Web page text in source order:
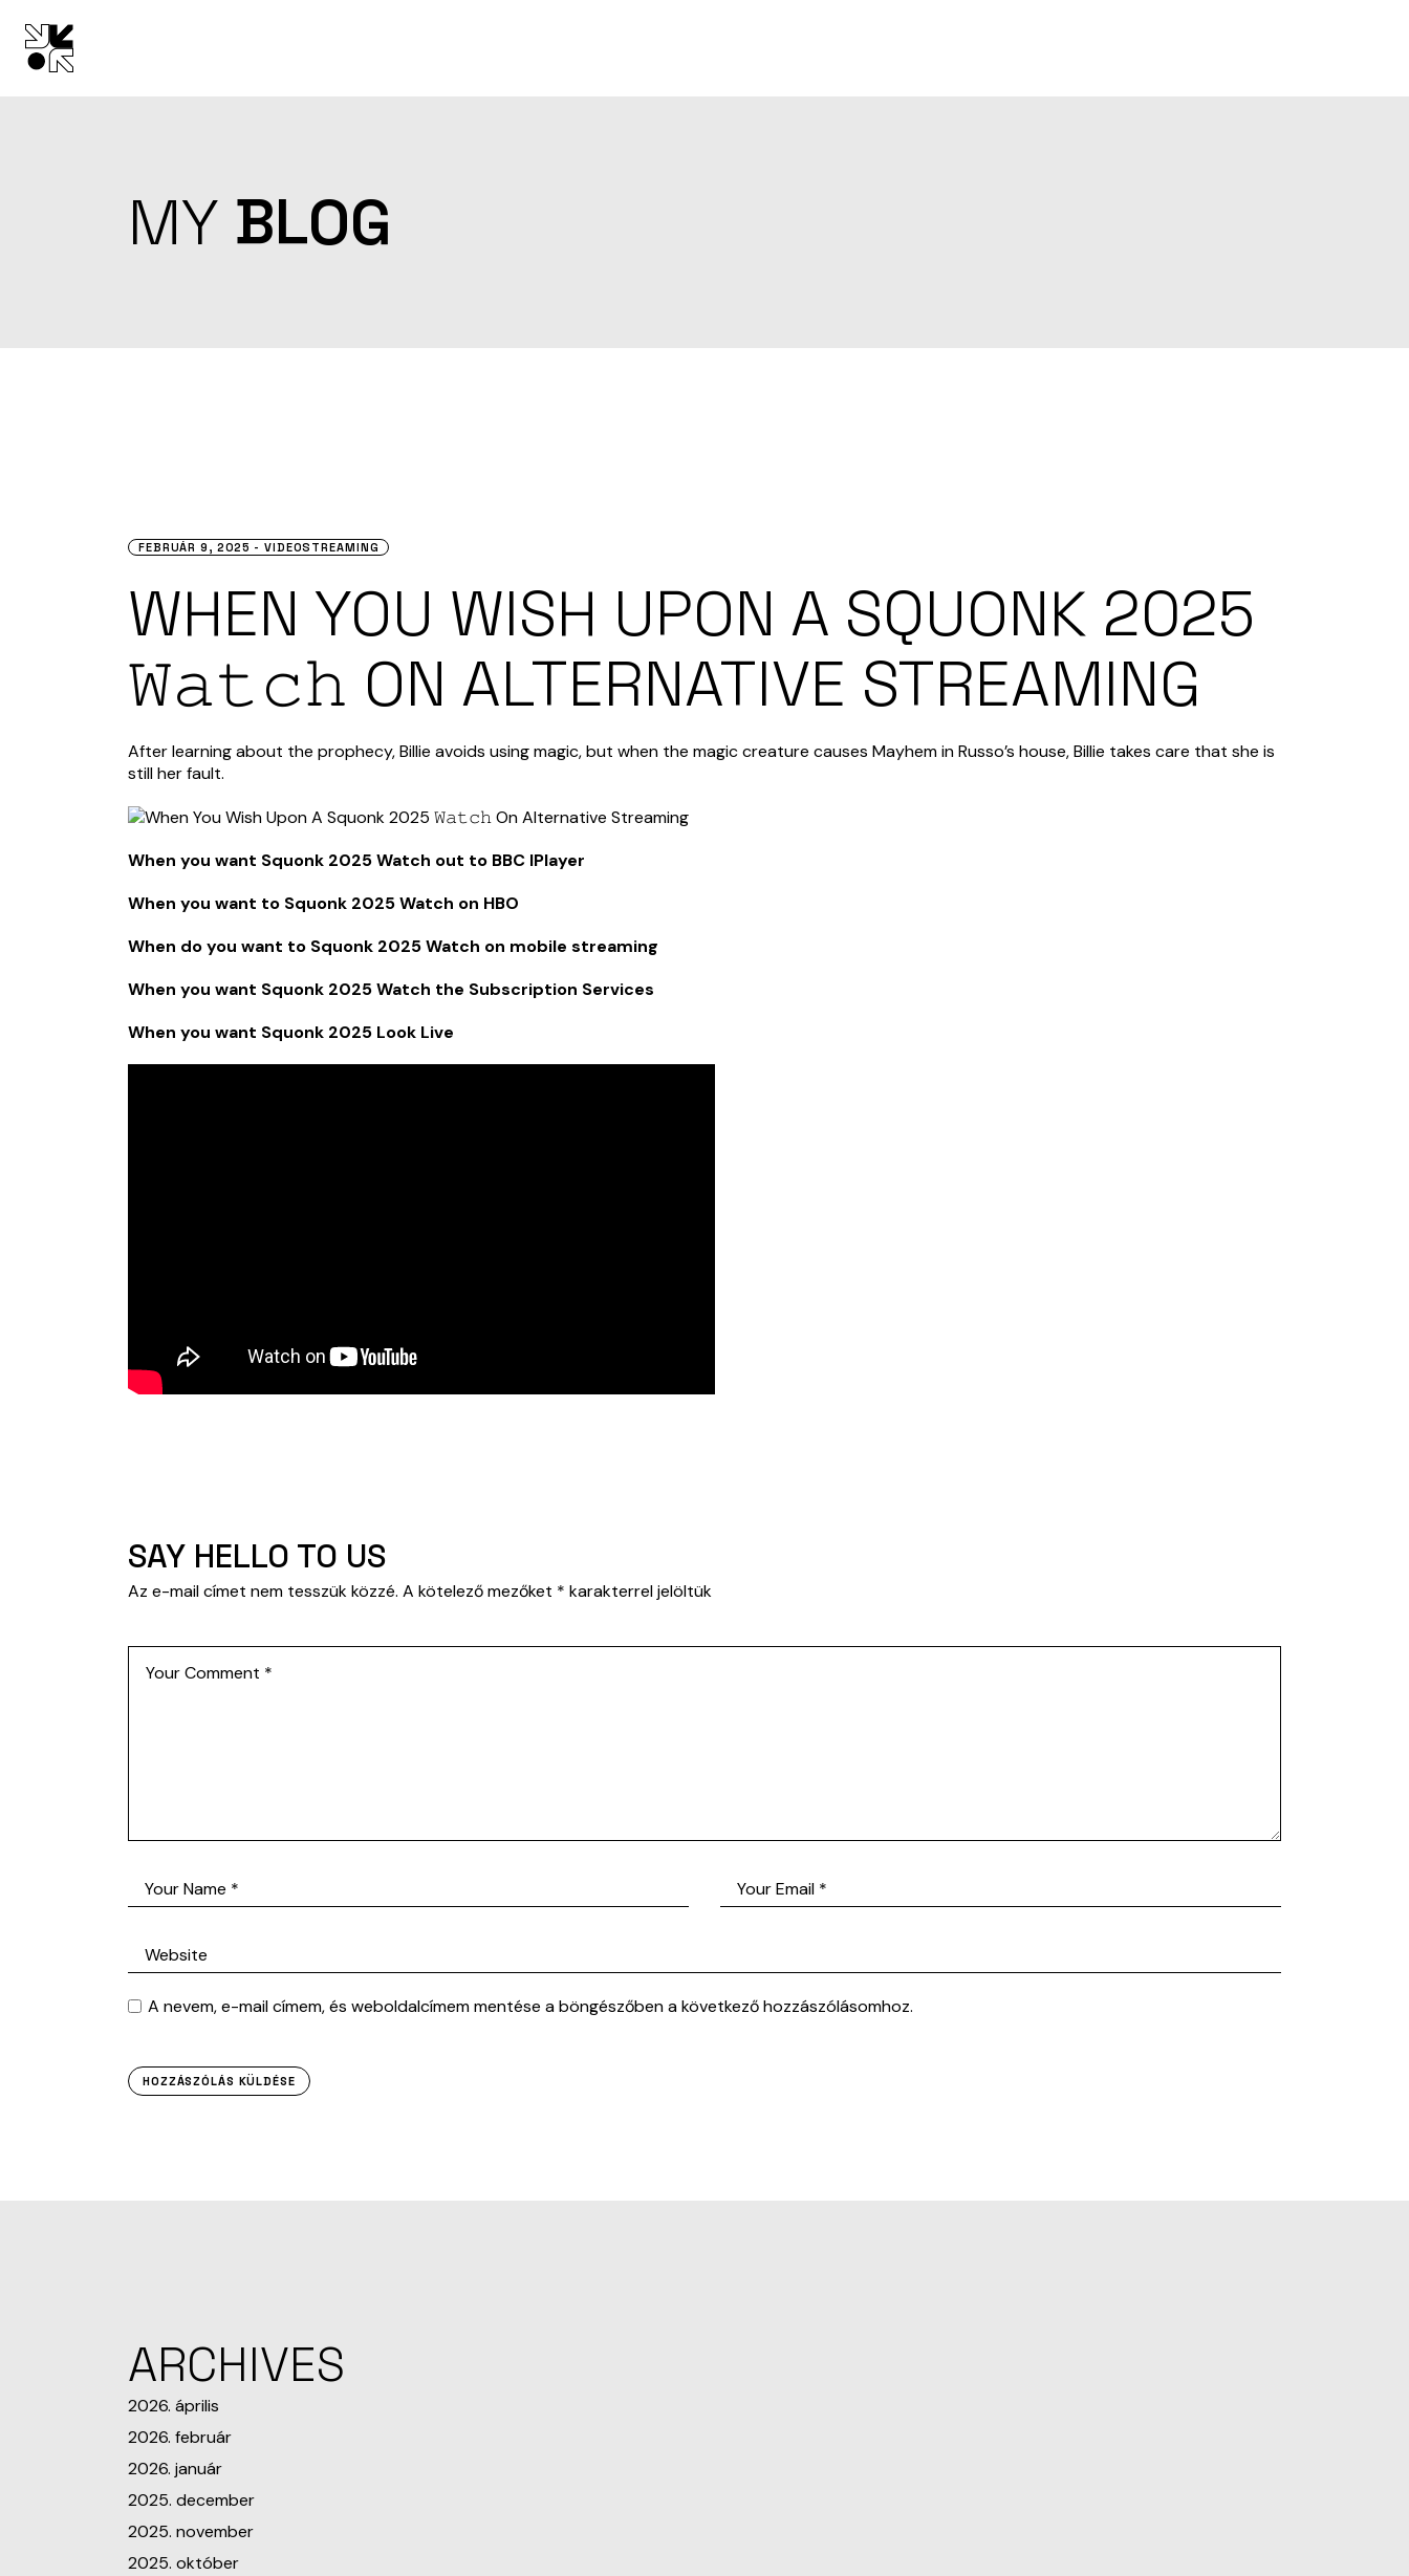
content
MY BLOG
FEBRUÁR 9, 2025 VIDEOSTREAMING
WHEN YOU WISH UPON A SQUONK 2025
𝚆𝚊𝚝𝚌𝚑 ON ALTERNATIVE STREAMING
After learning about the prophecy, Billie avoids using magic, but when the magic creature causes Mayhem in Russo’s house, Billie takes care that she is
still her fault.
When you want Squonk 2025 Watch out to BBC IPlayer
When you want to Squonk 2025 Watch on HBO
When do you want to Squonk 2025 Watch on mobile streaming
When you want Squonk 2025 Watch the Subscription Services
When you want Squonk 2025 Look Live
SAY HELLO TO US
Az e-mail címet nem tesszük közzé. A kötelező mezőket * karakterrel jelöltük
A nevem, e-mail címem, és weboldalcímem mentése a böngészőben a következő hozzászólásomhoz.
HOZZÁSZÓLÁS KÜLDÉSE
ARCHIVES
2026. április
2026. február
2026. január
2025. december
2025. november
2025. október